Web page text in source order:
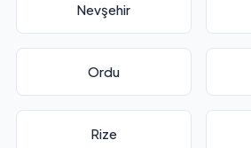
Nevşehir
Ordu
Rize